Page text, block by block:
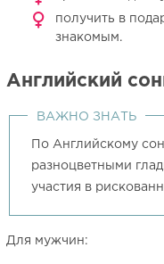
получить в
знакомым.
Английский
ВАЖНО ЗНАТЬ
По Английскому
разноцветными
участия в
Для мужчин: